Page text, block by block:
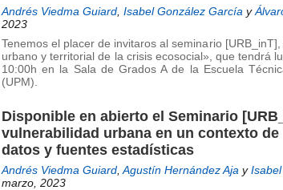
Andrés Viedma Guiard, Isabel González García y
2023
Tenemos el placer de invitaros al seminario
urbano y territorial de la crisis ecosocial», que tendrá
10:00h en la Sala de Grados A de la Escuela
(UPM).
Disponible en abierto el Seminario
vulnerabilidad urbana en un contexto
datos y fuentes estadísticas
Andrés Viedma Guiard,Agustín Hernández Aja y
marzo, 2023